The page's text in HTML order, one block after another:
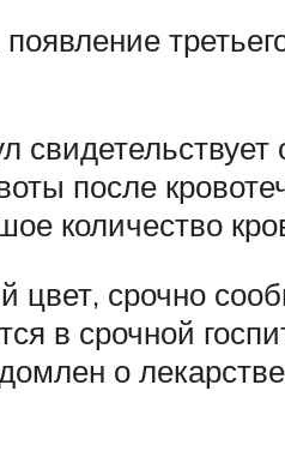
после
количество
цвет, срочно
в срочной
о